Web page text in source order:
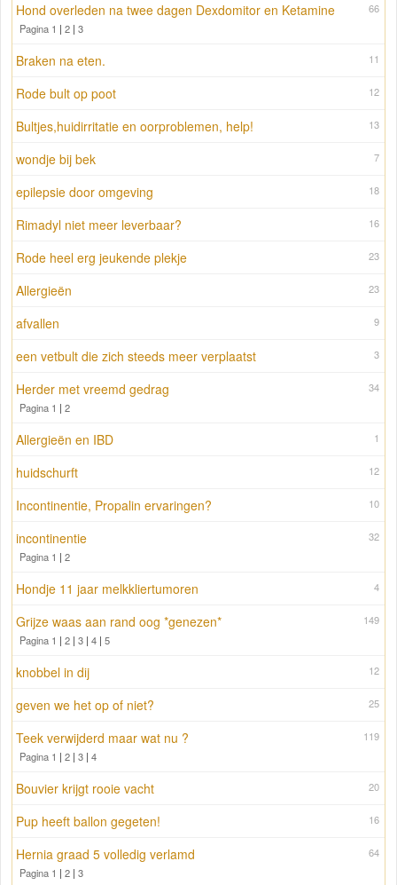
66
Hond overleden na twee dagen Dexdomitor en Ketamine
Pagina 1 | 2 | 3
11
Braken na eten.
12
Rode bult op poot
13
Bultjes,huidirritatie en oorproblemen, help!
7
wondje bij bek
18
epilepsie door omgeving
16
Rimadyl niet meer leverbaar?
23
Rode heel erg jeukende plekje
23
Allergieën
9
afvallen
3
een vetbult die zich steeds meer verplaatst
34
Herder met vreemd gedrag
Pagina 1 | 2
1
Allergieën en IBD
12
huidschurft
10
Incontinentie, Propalin ervaringen?
32
incontinentie
Pagina 1 | 2
4
Hondje 11 jaar melkkliertumoren
149
Grijze waas aan rand oog *genezen*
Pagina 1 | 2 | 3 | 4 | 5
12
knobbel in dij
25
geven we het op of niet?
119
Teek verwijderd maar wat nu ?
Pagina 1 | 2 | 3 | 4
20
Bouvier krijgt rooie vacht
16
Pup heeft ballon gegeten!
64
Hernia graad 5 volledig verlamd
Pagina 1 | 2 | 3